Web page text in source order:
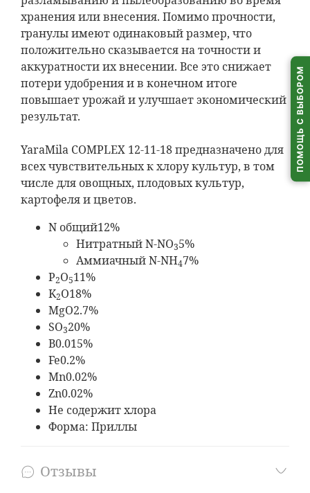
хранения или внесения. Помимо прочности,
гранулы имеют одинаковый размер, что
положительно сказывается на точности и
аккуратности их внесении. Все это снижает
потери удобрения и в конечном итоге
повышает урожай и улучшает экономический
результат.
YaraMila COMPLEX 12-11-18 предназначено для
всех чувствительных к хлору культур, в том
числе для овощных, плодовых культур,
картофеля и цветов.
N общий12%
Нитратный N-NO35%
Аммиачный N-NH47%
P2O511%
K2O18%
MgO2.7%
SO320%
B0.015%
Fe0.2%
Mn0.02%
Zn0.02%
Не содержит хлора
Форма: Приллы
Отзывы
ПОМОЩЬ С ВЫБОРОМ